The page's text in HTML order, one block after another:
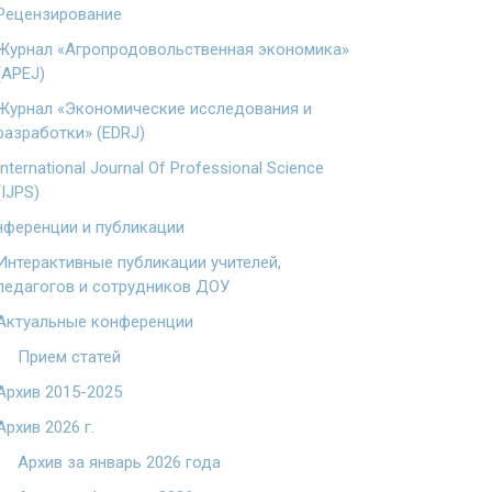
«Агропродовольственная экономика»
«Экономические исследования и
(EDRJ)
Journal Of Professional Science
и публикации
публикации учителей,
и сотрудников ДОУ
конференции
Прием статей
2015-2025
2026 г.
Архив за январь 2026 года